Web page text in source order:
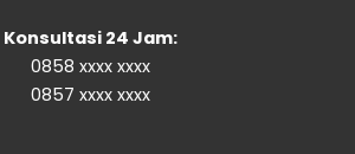
Konsultasi 24 Jam:
0858 xxxx xxxx
0857 xxxx xxxx